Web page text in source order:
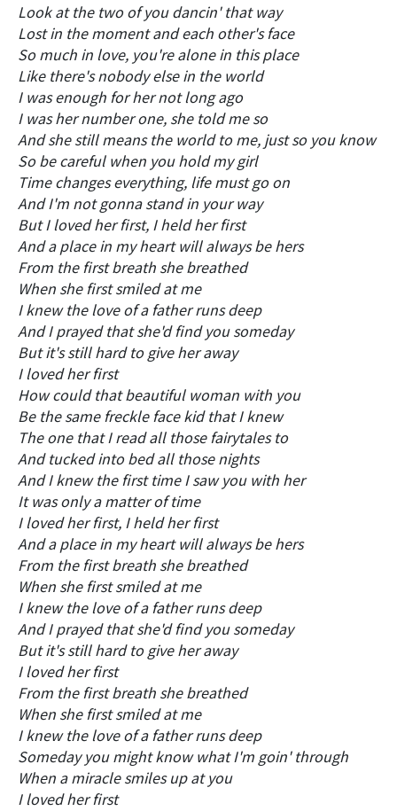
Look at the two of you dancin' that way
Lost in the moment and each other's face
So much in love, you're alone in this place
Like there's nobody else in the world
I was enough for her not long ago
I was her number one, she told me so
And she still means the world to me, just so you know
So be careful when you hold my girl
Time changes everything, life must go on
And I'm not gonna stand in your way
But I loved her first, I held her first
And a place in my heart will always be hers
From the first breath she breathed
When she first smiled at me
I knew the love of a father runs deep
And I prayed that she'd find you someday
But it's still hard to give her away
I loved her first
How could that beautiful woman with you
Be the same freckle face kid that I knew
The one that I read all those fairytales to
And tucked into bed all those nights
And I knew the first time I saw you with her
It was only a matter of time
I loved her first, I held her first
And a place in my heart will always be hers
From the first breath she breathed
When she first smiled at me
I knew the love of a father runs deep
And I prayed that she'd find you someday
But it's still hard to give her away
I loved her first
From the first breath she breathed
When she first smiled at me
I knew the love of a father runs deep
Someday you might know what I'm goin' through
When a miracle smiles up at you
I loved her first